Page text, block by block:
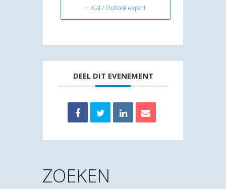
+ iCal / Outlook export
DEEL DIT EVENEMENT
ZOEKEN